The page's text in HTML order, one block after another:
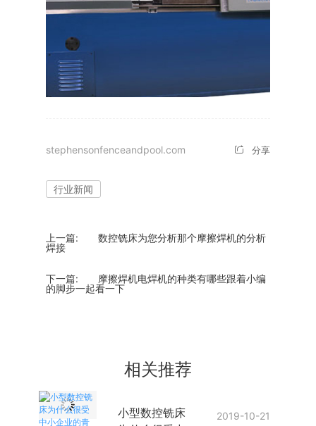
stephensonfenceandpool.com 分享
行业新闻
上一篇:
数控铣床为您分析那个摩擦焊机的分析
焊接
下一篇:
摩擦焊机电焊机的种类有哪些跟着小编
的脚步一起看一下
相关推荐
小型数控铣床
2019-10-21